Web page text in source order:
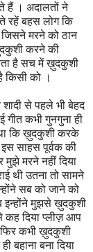
हैं । अदालतों ने
रहें बहस लोग कि
मरने को ठान
करने की
है सच में ख़ुदकुशी
को ।
से पहले भी बेहद
गीत कभी गुनगुना ही
कि ख़ुदकुशी करके
साहस पूर्वक की
मरने नहीं दिया
थी उतना तो सामने
सब को जाने को
मुझसे ख़ुदकुशी
कह दिया प्लीज़ आप
फिर कभी ख़ुदकुशी
बहाना बना दिया